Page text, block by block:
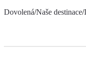
Dovolená/Naše destinace/